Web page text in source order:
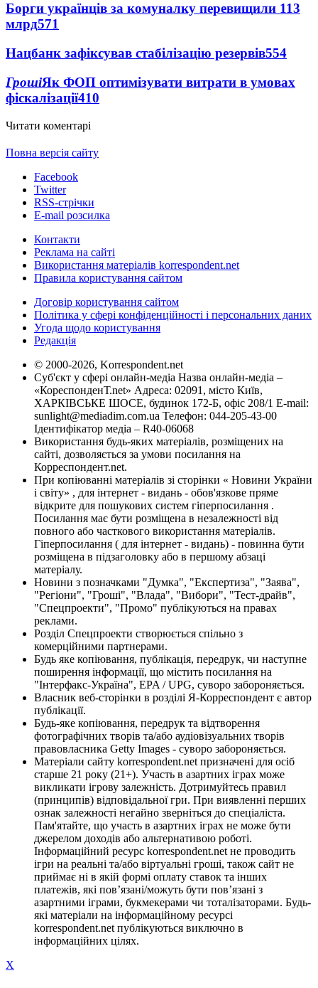
Борги українців за комуналку перевищили 113
млрд571
Нацбанк зафіксував стабілізацію резервів554
ГрошіЯк ФОП оптимізувати витрати в умовах
фіскалізації410
Читати коментарі
Повна версія сайту
Facebook
Twitter
RSS-стрічки
E-mail розсилка
Контакти
Реклама на сайті
Використання матеріалів korrespondent.net
Правила користування сайтом
Договір користування сайтом
Політика у сфері конфіденційності і персональних даних
Угода щодо користування
Редакція
© 2000-2026, Korrespondent.net
Суб'єкт у сфері онлайн-медіа Назва онлайн-медіа –
«КореспонденТ.net» Адреса: 02091, місто Київ,
ХАРКІВСЬКЕ ШОСЕ, будинок 172-Б, офіс 208/1 E-mail:
sunlight@mediadim.com.ua Телефон: 044-205-43-00
Ідентифікатор медіа – R40-06068
Використання будь-яких матеріалів, розміщених на
сайті, дозволяється за умови посилання на
Корреспондент.net.
При копіюванні матеріалів зі сторінки « Новини України
і світу» , для інтернет - видань - обов'язкове пряме
відкрите для пошукових систем гіперпосилання .
Посилання має бути розміщена в незалежності від
повного або часткового використання матеріалів.
Гіперпосилання ( для інтернет - видань) - повинна бути
розміщена в підзаголовку або в першому абзаці
матеріалу.
Новини з позначками "Думка", "Експертиза", "Заява",
"Регіони", "Гроші", "Влада", "Вибори", "Тест-драйв",
"Спецпроекти", "Промо" публікуються на правах
реклами.
Розділ Спецпроекти створюється спільно з
комерційними партнерами.
Будь яке копіювання, публікація, передрук, чи наступне
поширення інформації, що містить посилання на
"Інтерфакс-Україна", EPA / UPG, суворо забороняється.
Власник веб-сторінки в розділі Я-Корреспондент є автор
публікації.
Будь-яке копіювання, передрук та відтворення
фотографічних творів та/або аудіовізуальних творів
правовласника Getty Images - суворо забороняється.
Матеріали сайту korrespondent.net призначені для осіб
старше 21 року (21+). Участь в азартних іграх може
викликати ігрову залежність. Дотримуйтесь правил
(принципів) відповідальної гри. При виявленні перших
ознак залежності негайно зверніться до спеціаліста.
Пам'ятайте, що участь в азартних іграх не може бути
джерелом доходів або альтернативою роботі.
Інформаційний ресурс korrespondent.net не проводить
ігри на реальні та/або віртуальні гроші, також сайт не
приймає ні в якій формі оплату ставок та інших
платежів, які пов’язані/можуть бути пов’язані з
азартними іграми, букмекерами чи тоталізаторами. Будь-
які матеріали на інформаційному ресурсі
korrespondent.net публікуються виключно в
інформаційних цілях.
X